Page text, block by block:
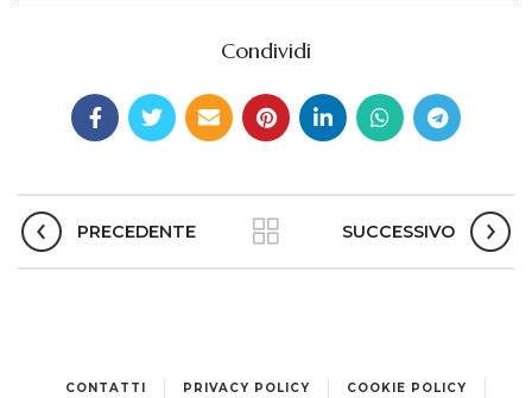
Condividi
PRECEDENTE SUCCESSIVO
CONTATTI PRIVACY POLICY COOKIE POLICY